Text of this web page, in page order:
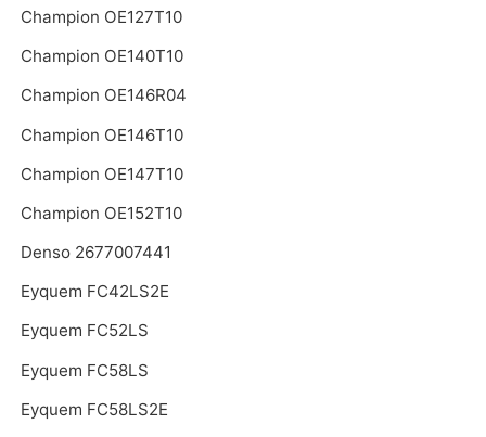
Champion OE127T10
Champion OE140T10
Champion OE146R04
Champion OE146T10
Champion OE147T10
Champion OE152T10
Denso 2677007441
Eyquem FC42LS2E
Eyquem FC52LS
Eyquem FC58LS
Eyquem FC58LS2E